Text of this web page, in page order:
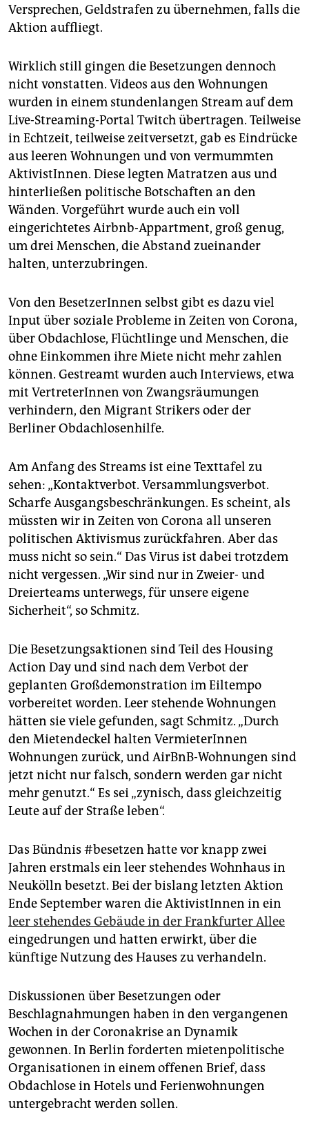
Versprechen, Geldstrafen zu übernehmen, falls die
Aktion auffliegt.
Wirklich still gingen die Besetzungen dennoch
nicht vonstatten. Videos aus den Wohnungen
wurden in einem stundenlangen Stream auf dem
Live-Streaming-Portal Twitch übertragen. Teilweise
in Echtzeit, teilweise zeitversetzt, gab es Eindrücke
aus leeren Wohnungen und von vermummten
AktivistInnen. Diese legten Matratzen aus und
hinterließen politische Botschaften an den
Wänden. Vorgeführt wurde auch ein voll
eingerichtetes Airbnb-Appartment, groß genug,
um drei Menschen, die Abstand zueinander
halten, unterzubringen.
Von den BesetzerInnen selbst gibt es dazu viel
Input über soziale Probleme in Zeiten von Corona,
über Obdachlose, Flüchtlinge und Menschen, die
ohne Einkommen ihre Miete nicht mehr zahlen
können. Gestreamt wurden auch Interviews, etwa
mit VertreterInnen von Zwangsräumungen
verhindern, den Migrant Strikers oder der
Berliner Obdachlosenhilfe.
Am Anfang des Streams ist eine Texttafel zu
sehen: „Kontaktverbot. Versammlungsverbot.
Scharfe Ausgangsbeschränkungen. Es scheint, als
müssten wir in Zeiten von Corona all unseren
politischen Aktivismus zurückfahren. Aber das
muss nicht so sein.“ Das Virus ist dabei trotzdem
nicht vergessen. „Wir sind nur in Zweier- und
Dreierteams unterwegs, für unsere eigene
Sicherheit“, so Schmitz.
Die Besetzungsaktionen sind Teil des Housing
Action Day und sind nach dem Verbot der
geplanten Großdemonstration im Eiltempo
vorbereitet worden. Leer stehende Wohnungen
hätten sie viele gefunden, sagt Schmitz. „Durch
den Mietendeckel halten VermieterInnen
Wohnungen zurück, und AirBnB-Wohnungen sind
jetzt nicht nur falsch, sondern werden gar nicht
mehr genutzt.“ Es sei „zynisch, dass gleichzeitig
Leute auf der Straße leben“.
Das Bündnis #besetzen hatte vor knapp zwei
Jahren erstmals ein leer stehendes Wohnhaus in
Neukölln besetzt. Bei der bislang letzten Aktion
Ende September waren die AktivistInnen in ein
leer stehendes Gebäude in der Frankfurter Allee
eingedrungen und hatten erwirkt, über die
künftige Nutzung des Hauses zu verhandeln.
Diskussionen über Besetzungen oder
Beschlagnahmungen haben in den vergangenen
Wochen in der Coronakrise an Dynamik
gewonnen. In Berlin forderten mietenpolitische
Organisationen in einem offenen Brief, dass
Obdachlose in Hotels und Ferienwohnungen
untergebracht werden sollen.